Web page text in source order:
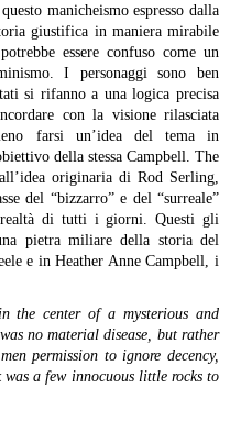
manicheismo espresso dalla
giustifica in maniera mirabile
essere confuso come un
I personaggi sono ben
si rifanno a una logica precisa
con la visione rilasciata
farsi un’idea del tema in
della stessa Campbell. The
originaria di Rod Serling,
del “bizzarro” e del “surreale”
di tutti i giorni. Questi gli
pietra miliare della storia del
e in Heather Anne Campbell, i
the center of a mysterious and
no material disease, but rather
permission to ignore decency,
a few innocuous little rocks to